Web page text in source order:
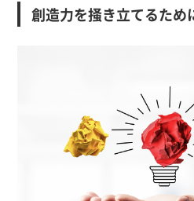
創造力を掻き立てるため